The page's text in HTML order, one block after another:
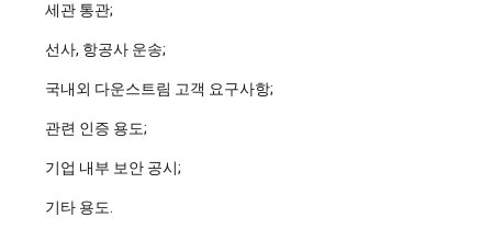
세관 통관;
선사, 항공사 운송;
국내외 다운스트림 고객 요구사항;
관련 인증 용도;
기업 내부 보안 공시;
기타 용도.